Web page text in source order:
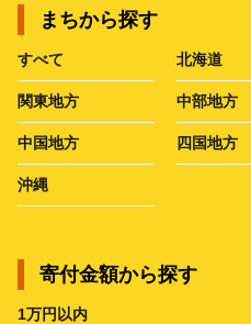
まちから探す
すべて 北海道
関東地方 中部地方
中国地方 四国地方
沖縄
寄付金額から探す
1万円以内